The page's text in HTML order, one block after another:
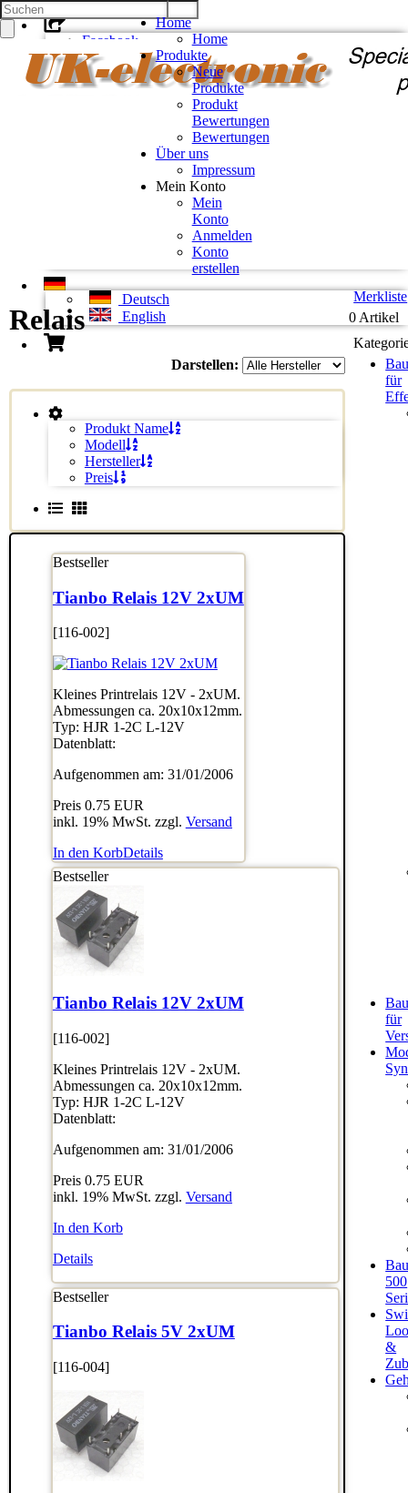
Facebook
Twitter
Google +
Pinterest
Unsere AGB
Zahlung und Versand
Privatsphäre und Datenschutz
Bisherige Bestellungen
Deutsch
English
Home
Home
Produkte
Neue
Produkte
Produkt
Bewertungen
Bewertungen
Über uns
Impressum
Mein Konto
Mein
Konto
Anmelden
Konto
erstellen
Relais
Darstellen:
Produkt Name
Modell
Hersteller
Preis
Bestseller
Tianbo Relais 12V 2xUM
[116-002]
Kleines Printrelais 12V - 2xUM.
Abmessungen ca. 20x10x12mm.
Typ: HJR 1-2C L-12V
Datenblatt:
Aufgenommen am: 31/01/2006
Preis 0.75 EUR
inkl. 19% MwSt. zzgl. Versand
In den KorbDetails
Bestseller
Tianbo Relais 12V 2xUM
[116-002]
Kleines Printrelais 12V - 2xUM.
Abmessungen ca. 20x10x12mm.
Typ: HJR 1-2C L-12V
Datenblatt:
Aufgenommen am: 31/01/2006
Preis 0.75 EUR
inkl. 19% MwSt. zzgl. Versand
In den Korb
Details
Bestseller
Tianbo Relais 5V 2xUM
[116-004]
Merkliste
0 Artikel
für
für
500
&